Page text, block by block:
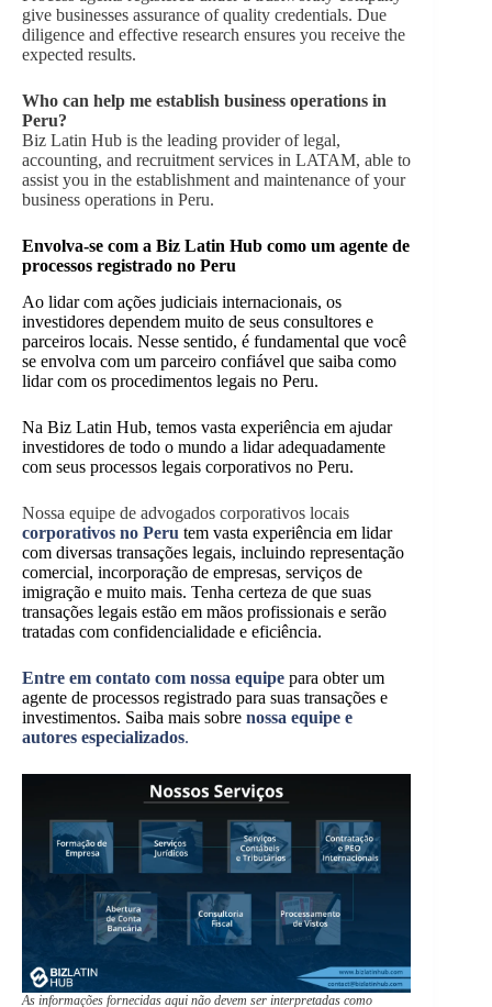
give businesses assurance of quality credentials. Due
diligence and effective research ensures you receive the
expected results.
Who can help me establish business operations in
Peru?
Biz Latin Hub is the leading provider of legal,
accounting, and recruitment services in LATAM, able to
assist you in the establishment and maintenance of your
business operations in Peru.
Envolva-se com a Biz Latin Hub como um agente de
processos registrado no Peru
Ao lidar com ações judiciais internacionais, os
investidores dependem muito de seus consultores e
parceiros locais. Nesse sentido, é fundamental que você
se envolva com um parceiro confiável que saiba como
lidar com os procedimentos legais no Peru.
Na Biz Latin Hub, temos vasta experiência em ajudar
investidores de todo o mundo a lidar adequadamente
com seus processos legais corporativos no Peru.
Nossa equipe de advogados corporativos locais
corporativos no Peru tem vasta experiência em lidar
com diversas transações legais, incluindo representação
comercial, incorporação de empresas, serviços de
imigração e muito mais. Tenha certeza de que suas
transações legais estão em mãos profissionais e serão
tratadas com confidencialidade e eficiência.
Entre em contato com nossa equipe para obter um
agente de processos registrado para suas transações e
investimentos. Saiba mais sobre nossa equipe e
autores especializados.
As informações fornecidas aqui não devem ser interpretadas como